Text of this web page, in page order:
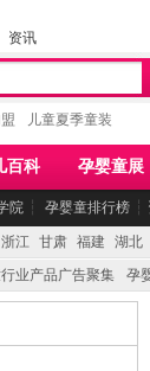
资讯
儿童夏季童装
百科 孕婴童展
院 ┆ 孕婴童排行榜 ┆
浙江 甘肃 福建 湖北
业产品广告聚集 孕